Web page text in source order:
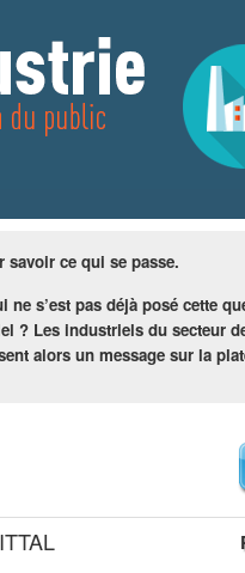
ce qui se passe.
ne s’est pas déjà posé cette
? Les industriels du secteur
alors un message sur la